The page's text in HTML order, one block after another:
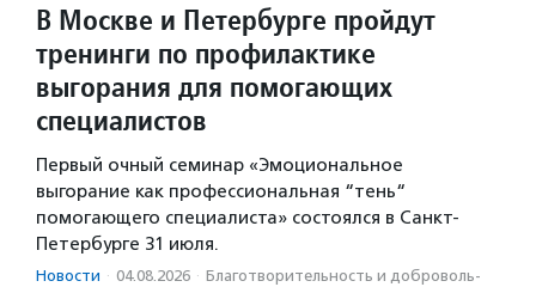
В Москве и Петербурге пройдут
тренинги по профилактике
выгорания для помогающих
специалистов
Первый очный семинар «Эмоциональное
выгорание как профессиональная “тень“
помогающего специалиста» состоялся в Санкт-
Петербурге 31 июля.
Новости · 04.08.2026 · Благотвори­тель­ность и доброволь­